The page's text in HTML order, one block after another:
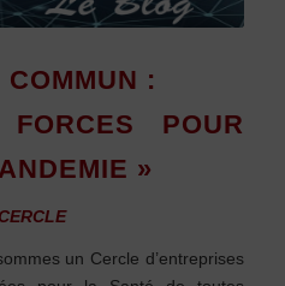
COMMUN :
POUR
»
un Cercle d’entreprises